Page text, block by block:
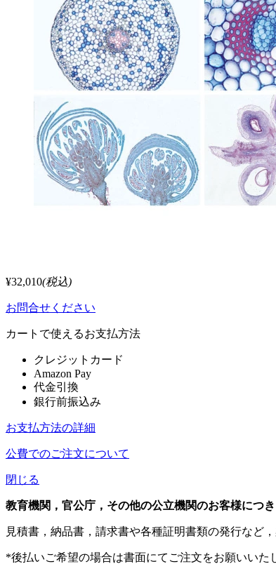
¥32,010(税込)
お問合せください
カートで使えるお支払方法
クレジットカード
Amazon Pay
代金引換
銀行前振込み
お支払方法の詳細
公費でのご注文について
閉じる
教育機関，官公庁，その他の公立機関のお客様につ
見積書，納品書，請求書や各種証明書類の発行など
*後払いご希望の場合は書面にてご注文をお願いいた